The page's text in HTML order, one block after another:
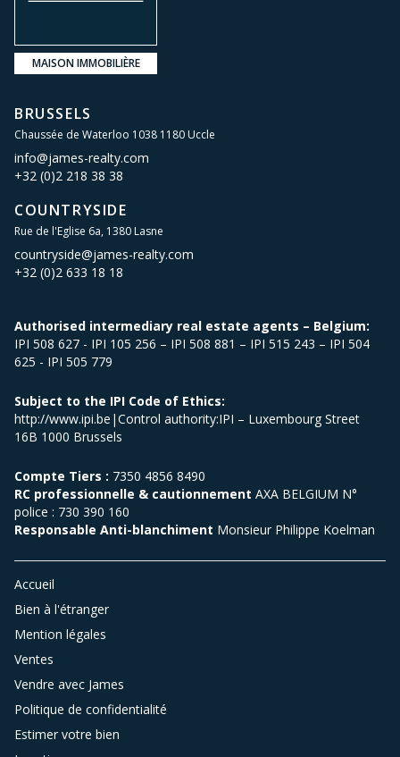
MAISON IMMOBILIÈRE
BRUSSELS
Chaussée de Waterloo 1038 1180 Uccle
info@james-realty.com
+32 (0)2 218 38 38
COUNTRYSIDE
Rue de l'Eglise 6a, 1380 Lasne
countryside@james-realty.com
+32 (0)2 633 18 18
Authorised intermediary real estate agents – Belgium:
IPI 508 627 - IPI 105 256 – IPI 508 881 – IPI 515 243 – IPI 504
625 - IPI 505 779
Subject to the IPI Code of Ethics:
http://www.ipi.be|Control authority:IPI – Luxembourg Street
16B 1000 Brussels
Compte Tiers : 7350 4856 8490
RC professionnelle & cautionnement AXA BELGIUM N°
police : 730 390 160
Responsable Anti-blanchiment Monsieur Philippe Koelman
Accueil
Bien à l'étranger
Mention légales
Ventes
Vendre avec James
Politique de confidentialité
Estimer votre bien